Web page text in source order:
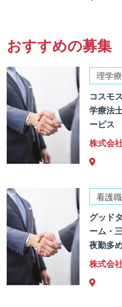
おすすめの募集
理学
コスモ
学療法
ービス
株式会
看護職
グッド
ーム・
夜勤多
株式会